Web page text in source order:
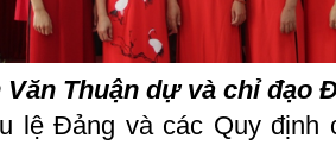
Thuận dự và chỉ đạo
lệ Đảng và các Quy định